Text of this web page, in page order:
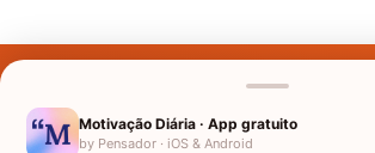
Nomes pelo Mundo
Motivação Diária · App gratuito
by Pensador · iOS & Android